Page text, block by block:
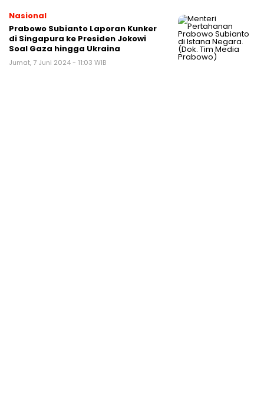
Nasional
Prabowo Subianto Laporan Kunker
di Singapura ke Presiden Jokowi
Soal Gaza hingga Ukraina
Jumat, 7 Juni 2024 - 11:03 WIB